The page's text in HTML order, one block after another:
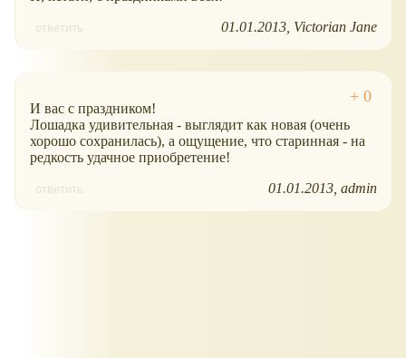
ответить 01.01.2013 Victorian Jane
И вас с праздником!
Лошадка удивительная - выглядит как новая (очень
хорошо сохранилась), а ощущение, что старинная - на
редкость удачное приобретение!
ответить 01.01.2013 admin